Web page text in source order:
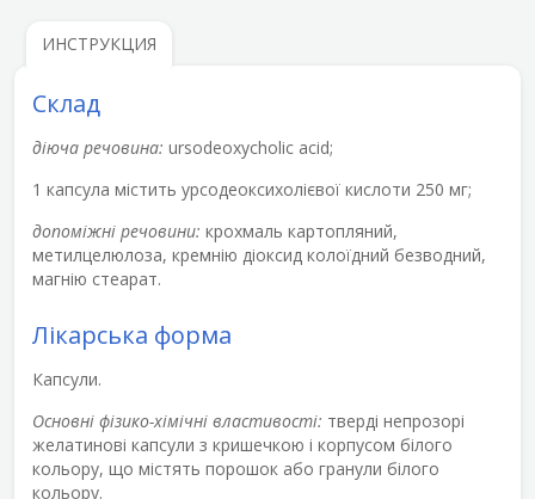
ИНСТРУКЦИЯ
Склад
діюча речовина: ursodeoxycholic acid;
1 капсула містить урсодеоксихолієвої кислоти 250 мг;
допоміжні речовини: крохмаль картопляний,
метилцелюлоза, кремнію діоксид колоїдний безводний,
магнію стеарат.
Лікарська форма
Капсули.
Основні фізико-хімічні властивості: тверді непрозорі
желатинові капсули з кришечкою і корпусом білого
кольору, що містять порошок або гранули білого
кольору.